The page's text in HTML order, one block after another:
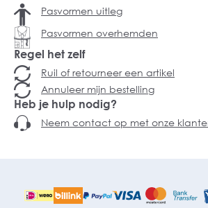
Pasvormen uitleg
Pasvormen overhemden
Regel het zelf
Ruil of retourneer een artikel
Annuleer mijn bestelling
Heb je hulp nodig?
Neem contact op met onze